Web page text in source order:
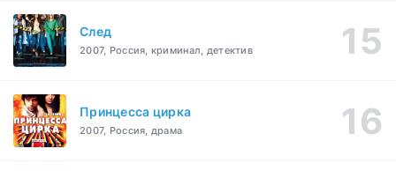
След
2007, Россия, криминал, детектив
Принцесса цирка
2007, Россия, драма